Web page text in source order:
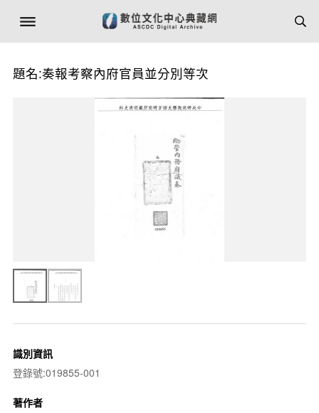
題名:奏報考察內府官員並分別等次
識別資訊
登錄號:019855-001
著作者